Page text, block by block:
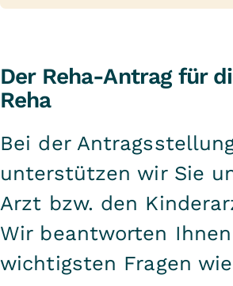
einem besseren
Krankheit.
Neben den
und der Elternschulung
auch Mutter-Kind-
Entspannungsgruppen
Sportgruppen an.
Mutter und Kind viele
Damit das Kind während
Der Reha-Antrag für
Reha
Bei der
unterstützen wir Sie
Arzt bzw. den
Wir beantworten
wichtigsten Fragen